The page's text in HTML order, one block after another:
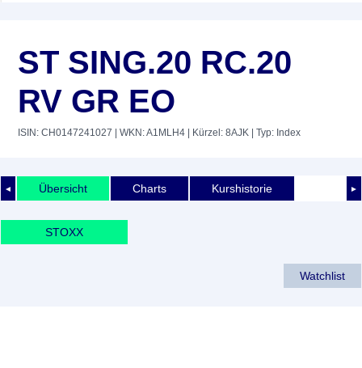
ST SING.20 RC.20
RV GR EO
ISIN: CH0147241027 | WKN: A1MLH4 | Kürzel: 8AJK | Typ: Index
◄ ►
Übersicht Charts Kurshistorie
STOXX
Watchlist